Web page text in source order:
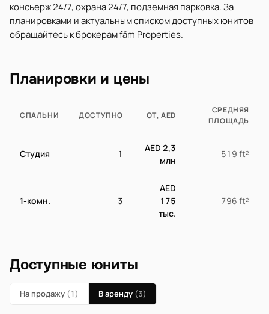
консьерж 24/7, охрана 24/7, подземная парковка. За
планировками и актуальным списком доступных юнитов
обращайтесь к брокерам fäm Properties.
Планировки и цены
СПАЛЬНИ ДОСТУПНО ОТ, AED
СРЕДНЯЯ
ПЛОЩАДЬ
Студия 1
AED 2,3
млн
519 ft²
1-комн. 3
AED
175
тыс.
796 ft²
Доступные юниты
На продажу (1) В аренду (3)